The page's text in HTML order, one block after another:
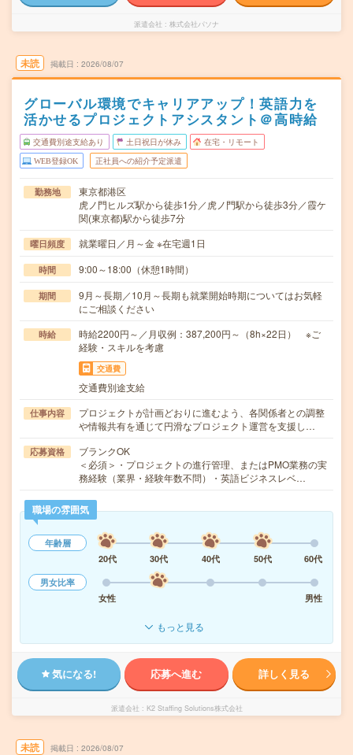
派遣会社 株式会社パソナ
未読 掲載日 2026/08/07
グローバル環境でキャリアアップ！英語力を
活かせるプロジェクトアシスタント＠高時給
交通費別途支給あり 土日祝日が休み 在宅・リモート
WEB登録OK 正社員への紹介予定派遣
勤務地
東京都港区
虎ノ門ヒルズ駅から徒歩1分／虎ノ門駅から徒歩3分／霞ケ
関(東京都)駅から徒歩7分
曜日頻度 就業曜日／月～金 ※在宅週1日
時間 9:00～18:00（休憩1時間）
期間
9月～長期／10月～長期も就業開始時期についてはお気軽
にご相談ください
時給
時給2200円～／月収例：387,200円～（8h×22日） ※ご
経験・スキルを考慮
交通費
交通費別途支給
仕事内容
プロジェクトが計画どおりに進むよう、各関係者との調整
や情報共有を通じて円滑なプロジェクト運営を支援し…
応募資格
ブランクOK
＜必須＞・プロジェクトの進行管理、またはPMO業務の実
務経験（業界・経験年数不問）・英語ビジネスレベ…
職場の雰囲気
年齢層
20代
30代 40代 50代
60代
男女比率
女性
男性
もっと見る
気になる! 応募へ進む 詳しく見る
派遣会社 K2 Staffing Solutions株式会社
未読 掲載日 2026/08/07